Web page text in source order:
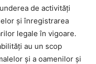
de activități
și înregistrarea
legale în vigoare.
au un scop
și a oamenilor și